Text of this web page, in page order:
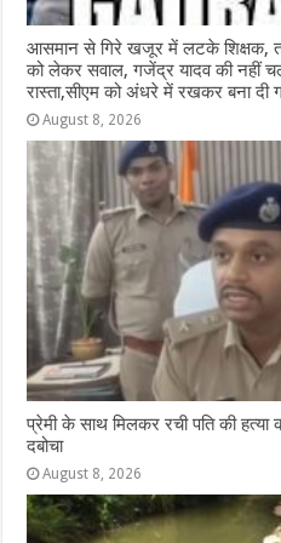
आसमान से गिरे खजूर में लटके शिक्षक,
को लेकर सवाल, गजेंद्र यादव की नहीं
रास्ता,सीएम को अंधरे में रखकर बना दी
August 8, 2026
प्रेमी के साथ मिलकर रची पति की
दबोचा
August 8, 2026